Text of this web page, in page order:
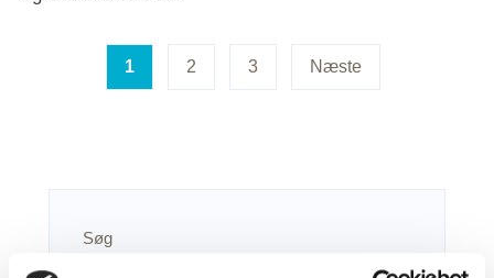
Indlægsinddeling
1 2 3 Næste
Søg